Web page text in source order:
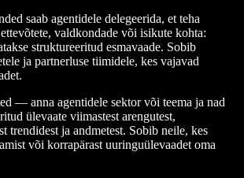
saab agentidele delegeerida, et teha
valdkondade või isikute kohta:
struktureeritud esmavaade. Sobib
ja partnerluse tiimidele, kes vajavad
— anna agentidele sektor või teema ja nad
ülevaate viimastest arengutest,
trendidest ja andmetest. Sobib neile, kes
või korrapärast uuringuülevaadet oma